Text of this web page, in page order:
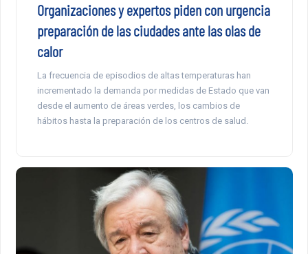
Organizaciones y expertos piden con urgencia
preparación de las ciudades ante las olas de
calor
La frecuencia de episodios de altas temperaturas han
incrementado la demanda por medidas de Estado que van
desde el aumento de áreas verdes, los cambios de
hábitos hasta la preparación de los centros de salud.